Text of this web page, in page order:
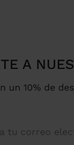
A
un 10% de